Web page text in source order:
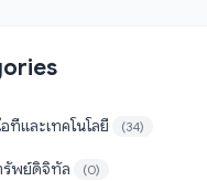
อทีและเทคโนโลยี (34)
พย์ดิจิทัล (0)